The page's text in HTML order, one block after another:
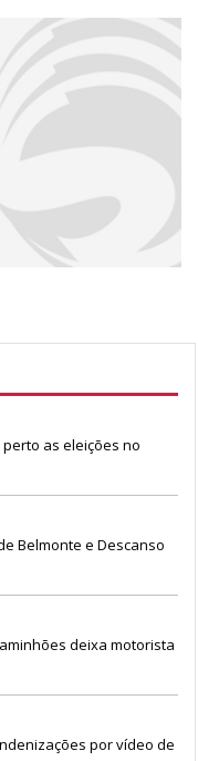
as eleições no
Belmonte e Descanso
deixa motorista
por vídeo de